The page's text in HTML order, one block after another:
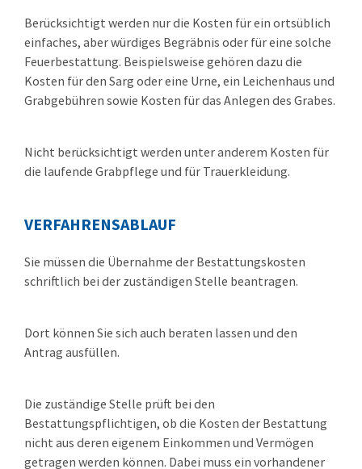
Berücksichtigt werden nur die Kosten für ein ortsüblich
einfaches, aber würdiges Begräbnis oder für eine solche
Feuerbestattung. Beispielsweise gehören dazu die
Kosten für den Sarg oder eine Urne, ein Leichenhaus und
Grabgebühren sowie Kosten für das Anlegen des Grabes.
Nicht berücksichtigt werden unter anderem Kosten für
die laufende Grabpflege und für Trauerkleidung.
VERFAHRENSABLAUF
Sie müssen die Übernahme der Bestattungskosten
schriftlich bei der zuständigen Stelle beantragen.
Dort können Sie sich auch beraten lassen und den
Antrag ausfüllen.
Die zuständige Stelle prüft bei den
Bestattungspflichtigen, ob die Kosten der Bestattung
nicht aus deren eigenem Einkommen und Vermögen
getragen werden können. Dabei muss ein vorhandener